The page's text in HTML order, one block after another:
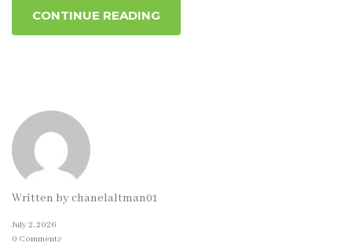
CONTINUE READING
Written bychanelaltman01
July 2, 2026
0 Comments